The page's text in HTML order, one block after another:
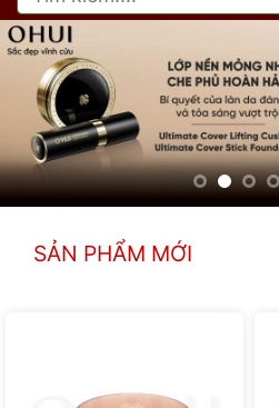
kiếm:
SẢN PHẨM MỚI